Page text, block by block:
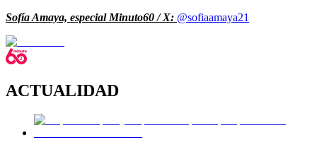
Sofía Amaya, especial Minuto60 / X: @sofiaamaya21
ACTUALIDAD